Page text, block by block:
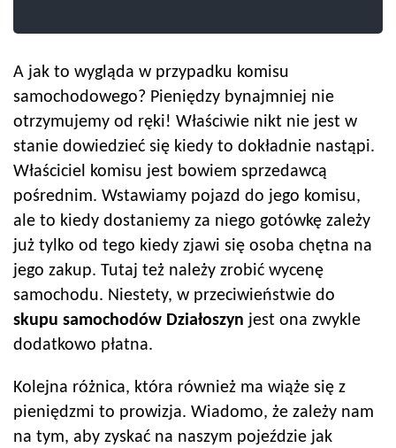
A jak to wygląda w przypadku komisu
samochodowego? Pieniędzy bynajmniej nie
otrzymujemy od ręki! Właściwie nikt nie jest w
stanie dowiedzieć się kiedy to dokładnie nastąpi.
Właściciel komisu jest bowiem sprzedawcą
pośrednim. Wstawiamy pojazd do jego komisu,
ale to kiedy dostaniemy za niego gotówkę zależy
już tylko od tego kiedy zjawi się osoba chętna na
jego zakup. Tutaj też należy zrobić wycenę
samochodu. Niestety, w przeciwieństwie do
skupu samochodów Działoszyn jest ona zwykle
dodatkowo płatna.
Kolejna różnica, która również ma wiąże się z
pieniędzmi to prowizja. Wiadomo, że zależy nam
na tym, aby zyskać na naszym pojeździe jak